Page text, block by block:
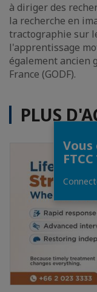
à diriger des
la recherche en
tractographie sur
l'apprentissage
également ancien
France (GODF).
PLUS
Vous
FTCC